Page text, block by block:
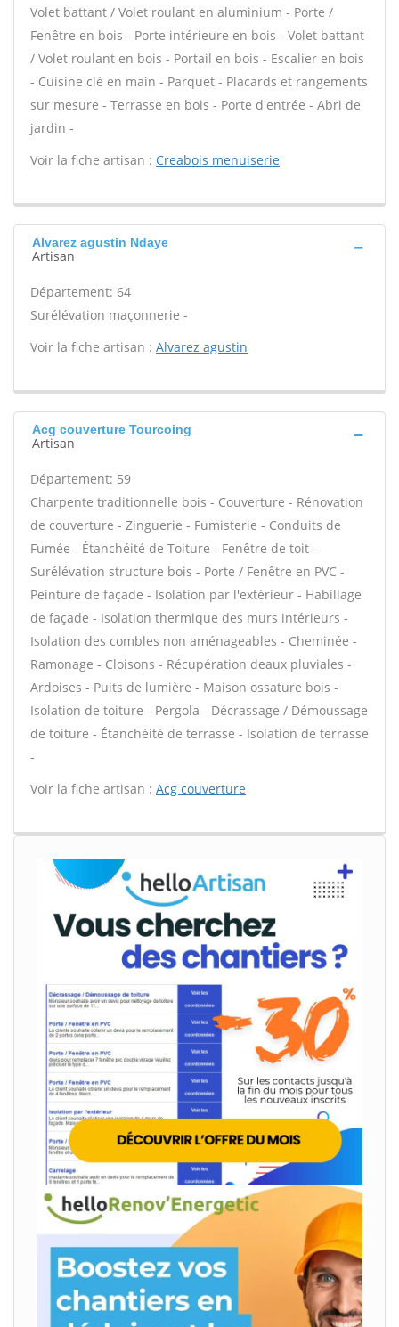
Volet battant / Volet roulant en aluminium - Porte /
Fenêtre en bois - Porte intérieure en bois - Volet battant
/ Volet roulant en bois - Portail en bois - Escalier en bois
- Cuisine clé en main - Parquet - Placards et rangements
sur mesure - Terrasse en bois - Porte d'entrée - Abri de
jardin -
Voir la fiche artisan : Creabois menuiserie
Alvarez agustin Ndaye
Artisan
Département: 64
Surélévation maçonnerie -
Voir la fiche artisan : Alvarez agustin
Acg couverture Tourcoing
Artisan
Département: 59
Charpente traditionnelle bois - Couverture - Rénovation
de couverture - Zinguerie - Fumisterie - Conduits de
Fumée - Étanchéité de Toiture - Fenêtre de toit -
Surélévation structure bois - Porte / Fenêtre en PVC -
Peinture de façade - Isolation par l'extérieur - Habillage
de façade - Isolation thermique des murs intérieurs -
Isolation des combles non aménageables - Cheminée -
Ramonage - Cloisons - Récupération deaux pluviales -
Ardoises - Puits de lumière - Maison ossature bois -
Isolation de toiture - Pergola - Décrassage / Démoussage
de toiture - Étanchéité de terrasse - Isolation de terrasse
-
Voir la fiche artisan : Acg couverture